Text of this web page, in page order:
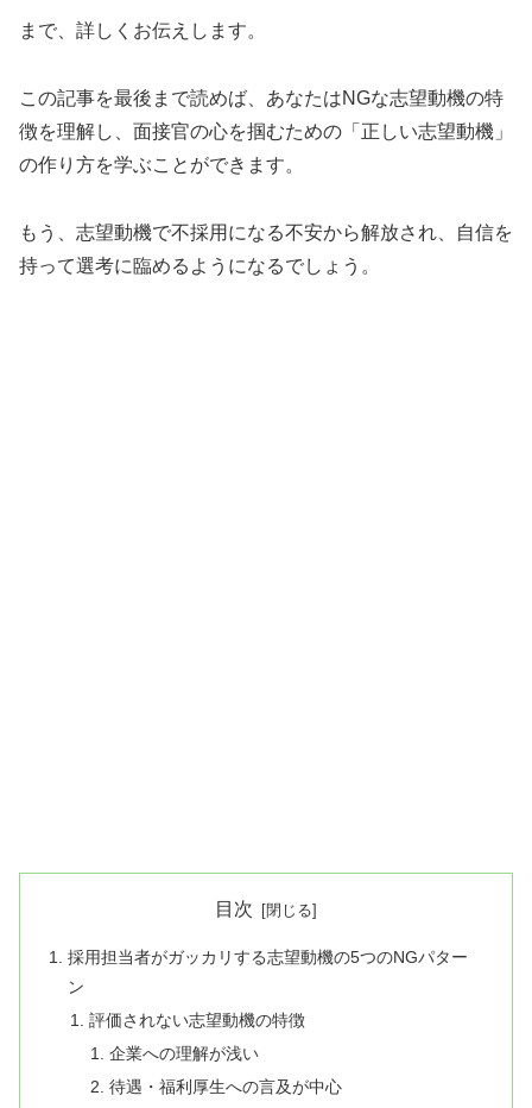
まで、詳しくお伝えします。
この記事を最後まで読めば、あなたはNGな志望動機の特
徴を理解し、面接官の心を掴むための「正しい志望動機」
の作り方を学ぶことができます。
もう、志望動機で不採用になる不安から解放され、自信を
持って選考に臨めるようになるでしょう。
目次
採用担当者がガッカリする志望動機の5つのNGパター
ン
評価されない志望動機の特徴
企業への理解が浅い
待遇・福利厚生への言及が中心